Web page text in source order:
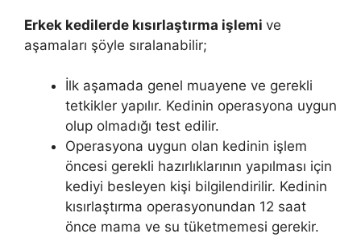
Erkek kedilerde kısırlaştırma işlemi ve
aşamaları şöyle sıralanabilir;
İlk aşamada genel muayene ve gerekli
tetkikler yapılır. Kedinin operasyona uygun
olup olmadığı test edilir.
Operasyona uygun olan kedinin işlem
öncesi gerekli hazırlıklarının yapılması için
kediyi besleyen kişi bilgilendirilir. Kedinin
kısırlaştırma operasyonundan 12 saat
önce mama ve su tüketmemesi gerekir.